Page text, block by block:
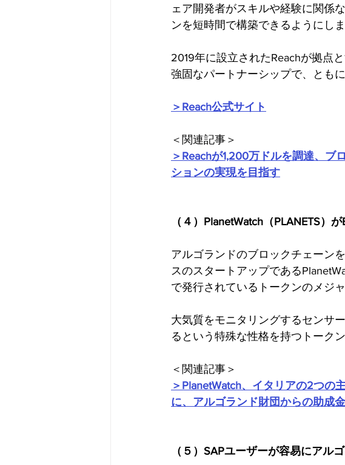
ェア開発者がスキルや経験に関係
ンを短時間で構築できるようにしま
2019年に設立されたReachが拠点
強固なパートナーシップで、とも
＞Reach公式サイト
＜関連記事＞
＞Reachが1,200万ドルを調達、
ションの実現を目指す
（４）PlanetWatch（PLANETS）
アルゴランドのブロックチェーン
スのスタートアップである
で発行されているトークンのメジ
大気質をモニタリングするセンサ
るという特殊な性格を持つトーク
＜関連記事＞
＞PlanetWatch、イタリアの2つの
に、アルゴランド財団からの助成
（５）SAPユーザーが容易にアル